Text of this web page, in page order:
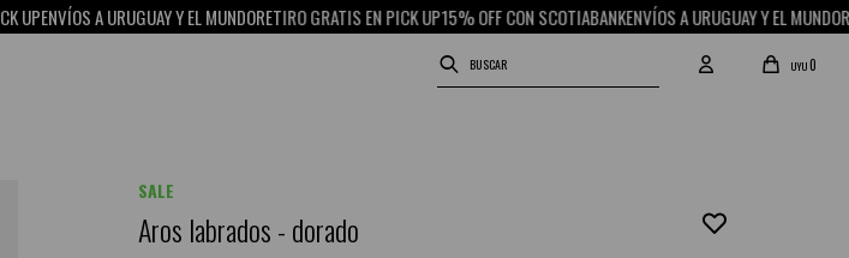
ENVÍOS A URUGUAY Y EL MUNDORETIRO GRATIS EN PICK UP15% OFF CON SCOTIABANKENVÍOS A URUGUAY Y EL MUNDO
UYU0
SALE
Aros labrados - dorado